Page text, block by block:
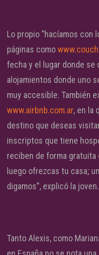
Lo propio “hacíamos con
páginas como
fecha y el lugar donde
alojamientos donde uno
muy accesible. También
www.airbnb.com.ar, en la
destino que deseas
inscriptos que tiene
reciben de forma
luego ofrezcas tu casa;
digamos”, explicó la joven.
Tanto Alexis, como